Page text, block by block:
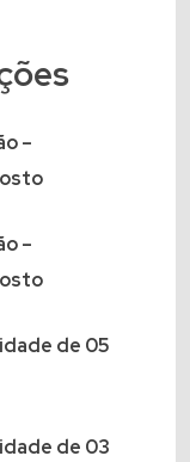
–
–
de 05
de 03